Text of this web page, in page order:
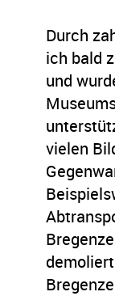
Durch
ich bald
und
vielen